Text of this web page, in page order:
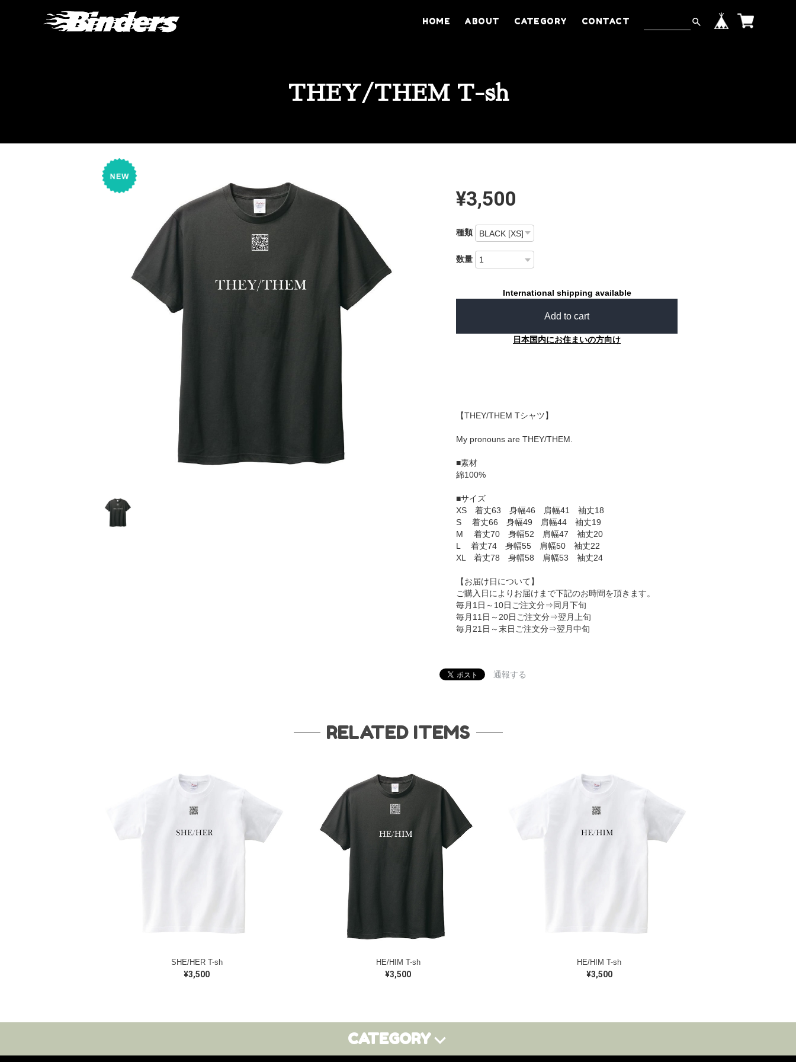
HOME ABOUT CATEGORY CONTACT
THEY/THEM T-sh
¥3,500
種類
数量
International shipping available
Add to cart
日本国内にお住まいの方向け
【THEY/THEM Tシャツ】
My pronouns are THEY/THEM.
■素材
綿100%
■サイズ
XS 着丈63 身幅46 肩幅41 袖丈18
S 着丈66 身幅49 肩幅44 袖丈19
M 着丈70 身幅52 肩幅47 袖丈20
L 着丈74 身幅55 肩幅50 袖丈22
XL 着丈78 身幅58 肩幅53 袖丈24
【お届け日について】
ご購入日によりお届けまで下記のお時間を頂きます。
毎月1日～10日ご注文分⇒同月下旬
毎月11日～20日ご注文分⇒翌月上旬
毎月21日～末日ご注文分⇒翌月中旬
通報する
RELATED ITEMS
SHE/HER T-sh
¥3,500
HE/HIM T-sh
¥3,500
HE/HIM T-sh
¥3,500
CATEGORY
トップス ボトムス その他グッズ